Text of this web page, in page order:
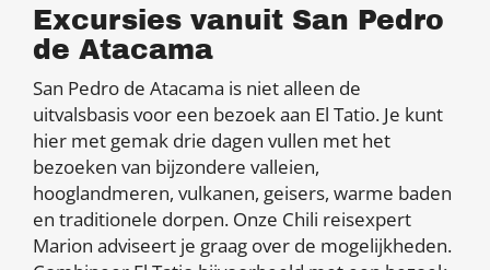
Excursies vanuit San Pedro
de Atacama
San Pedro de Atacama is niet alleen de
uitvalsbasis voor een bezoek aan El Tatio. Je kunt
hier met gemak drie dagen vullen met het
bezoeken van bijzondere valleien,
hooglandmeren, vulkanen, geisers, warme baden
en traditionele dorpen. Onze Chili reisexpert
Marion adviseert je graag over de mogelijkheden.